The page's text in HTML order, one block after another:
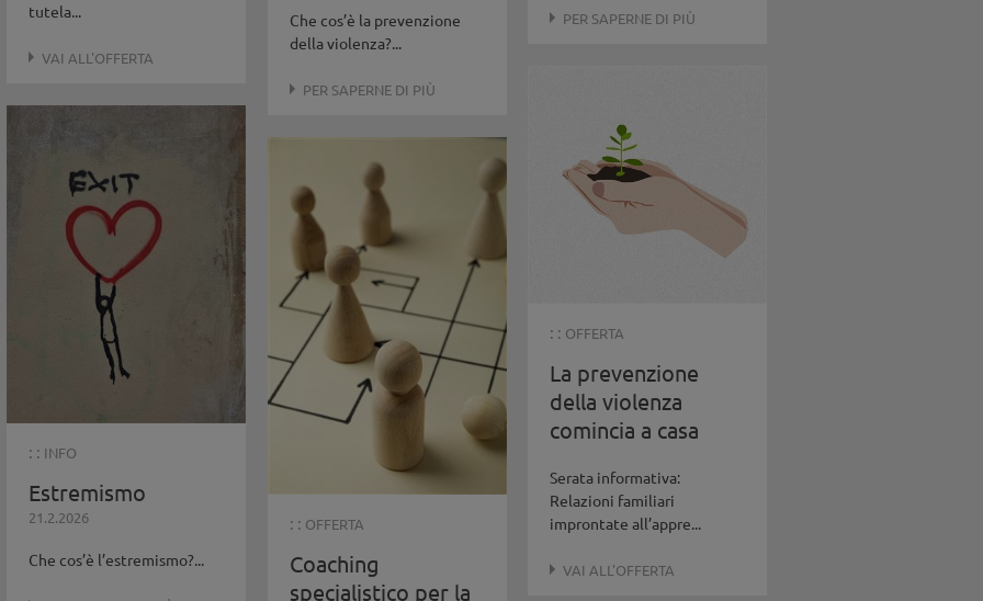
tutela...
VAI ALL'OFFERTA
Che cos’è la prevenzione
della violenza?...
PER SAPERNE DI PIÙ
PER SAPERNE DI PIÙ
: : INFO
Estremismo
21.2.2026
Che cos’è l’estremismo?...
: : OFFERTA
Coaching
specialistico per la
: : OFFERTA
La prevenzione
della violenza
comincia a casa
Serata informativa:
Relazioni familiari
improntate all’appre...
VAI ALL'OFFERTA